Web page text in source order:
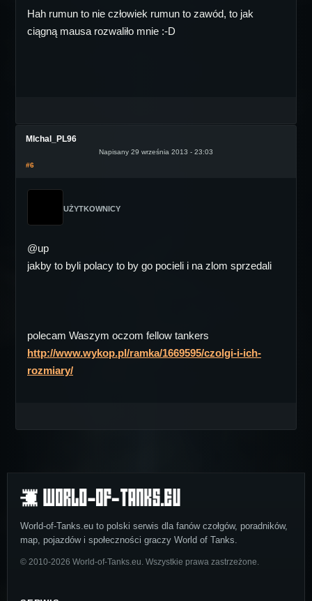
Hah rumun to nie człowiek rumun to zawód, to jak
ciągną mausa rozwaliło mnie :-D
MIchal_PL96
Napisany 29 września 2013 - 23:03
#6
UŻYTKOWNICY
@up
jakby to byli polacy to by go pocieli i na zlom sprzedali
polecam Waszym oczom fellow tankers
http://www.wykop.pl/ramka/1669595/czolgi-i-ich-
rozmiary/
World-of-Tanks.eu to polski serwis dla fanów czołgów, poradników,
map, pojazdów i społeczności graczy World of Tanks.
© 2010-2026 World-of-Tanks.eu. Wszystkie prawa zastrzeżone.